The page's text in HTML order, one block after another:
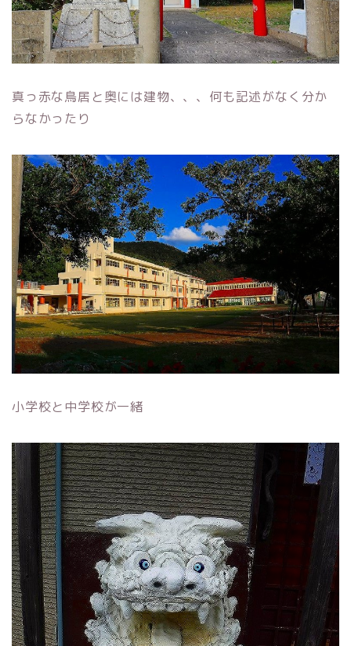
真っ赤な鳥居と奥には建物、、、何も記述がなく分か
らなかったり
小学校と中学校が一緒